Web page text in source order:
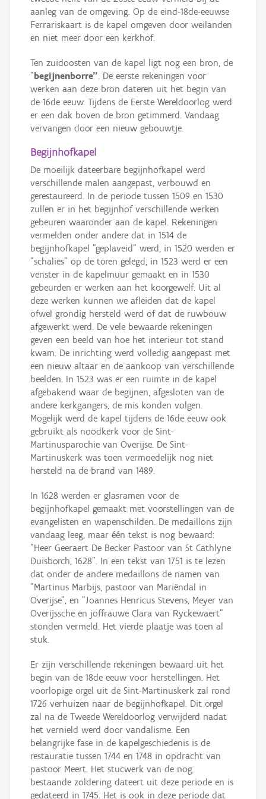
aanleg van de omgeving. Op de eind-18de-eeuwse
Ferrariskaart is de kapel omgeven door weilanden
en niet meer door een kerkhof.
Ten zuidoosten van de kapel ligt nog een bron, de
"begijnenborre". De eerste rekeningen voor
werken aan deze bron dateren uit het begin van
de 16de eeuw. Tijdens de Eerste Wereldoorlog werd
er een dak boven de bron getimmerd. Vandaag
vervangen door een nieuw gebouwtje.
Begijnhofkapel
De moeilijk dateerbare begijnhofkapel werd
verschillende malen aangepast, verbouwd en
gerestaureerd. In de periode tussen 1509 en 1530
zullen er in het begijnhof verschillende werken
gebeuren waaronder aan de kapel. Rekeningen
vermelden onder andere dat in 1514 de
begijnhofkapel "geplaveid" werd, in 1520 werden er
"schalies" op de toren gelegd, in 1523 werd er een
venster in de kapelmuur gemaakt en in 1530
gebeurden er werken aan het koorgewelf. Uit al
deze werken kunnen we afleiden dat de kapel
ofwel grondig hersteld werd of dat de ruwbouw
afgewerkt werd. De vele bewaarde rekeningen
geven een beeld van hoe het interieur tot stand
kwam. De inrichting werd volledig aangepast met
een nieuw altaar en de aankoop van verschillende
beelden. In 1523 was er een ruimte in de kapel
afgebakend waar de begijnen, afgesloten van de
andere kerkgangers, de mis konden volgen.
Mogelijk werd de kapel tijdens de 16de eeuw ook
gebruikt als noodkerk voor de Sint-
Martinusparochie van Overijse. De Sint-
Martinuskerk was toen vermoedelijk nog niet
hersteld na de brand van 1489.
In 1628 werden er glasramen voor de
begijnhofkapel gemaakt met voorstellingen van de
evangelisten en wapenschilden. De medaillons zijn
vandaag leeg, maar één tekst is nog bewaard:
"Heer Geeraert De Becker Pastoor van St Cathlyne
Duisborch, 1628". In een tekst van 1751 is te lezen
dat onder de andere medaillons de namen van
"Martinus Marbijs, pastoor van Mariëndal in
Overijse", en "Joannes Henricus Stevens, Meyer van
Overijssche en joffrauwe Clara van Ryckewaert"
stonden vermeld. Het vierde plaatje was toen al
stuk.
Er zijn verschillende rekeningen bewaard uit het
begin van de 18de eeuw voor herstellingen. Het
voorlopige orgel uit de Sint-Martinuskerk zal rond
1726 verhuizen naar de begijnhofkapel. Dit orgel
zal na de Tweede Wereldoorlog verwijderd nadat
het vernield werd door vandalisme. Een
belangrijke fase in de kapelgeschiedenis is de
restauratie tussen 1744 en 1748 in opdracht van
pastoor Meert. Het stucwerk van de nog
bestaande zoldering dateert uit deze periode en is
gedateerd in 1745. Het is ook in deze periode dat